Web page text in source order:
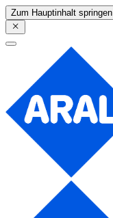
Zum Hauptinhalt springen